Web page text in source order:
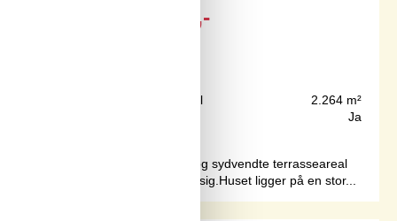
2.940,-
Grundareal
2.264 m²
Ja
indrettet. Det store, lukkede og sydvendte terrasseareal
de to af sovepladserne befinder sig.Huset ligger på en stor...